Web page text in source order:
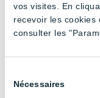
vos visites. En
recevoir les cookies
consulter les
duNécessaires
Tube V-
pour
– Rouge
et blanc
Tube V-
pour
– 3000K